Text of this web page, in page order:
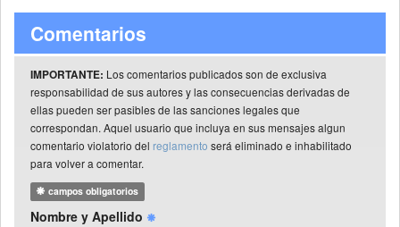
Comentarios
IMPORTANTE: Los comentarios publicados son de exclusiva
responsabilidad de sus autores y las consecuencias derivadas de
ellas pueden ser pasibles de las sanciones legales que
correspondan. Aquel usuario que incluya en sus mensajes algun
comentario violatorio del reglamento será eliminado e inhabilitado
para volver a comentar.
campos obligatorios
Nombre y Apellido